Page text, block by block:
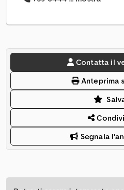
Contatta il
Anteprima
Segnala